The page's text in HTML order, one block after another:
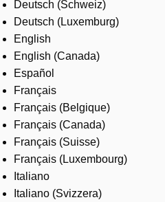
Where to buy
Contact us
Careers
Deutsch (Schweiz)
Deutsch (Luxemburg)
English
English (Canada)
Español
Français
Français (Belgique)
Français (Canada)
Français (Suisse)
Français (Luxembourg)
Italiano
Italiano (Svizzera)